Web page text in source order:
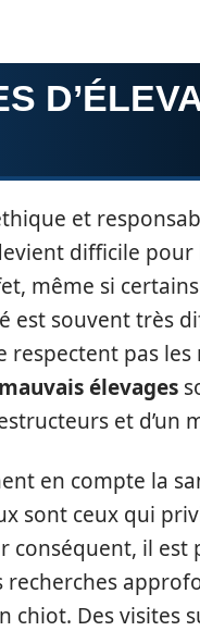
et
difficile
même si
est souvent très
respectent pas
mauvais élevages
et d’un
en compte la
sont ceux qui
conséquent, il
chiot. Des visites